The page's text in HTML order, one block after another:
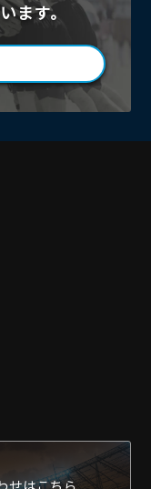
ます。
せはこちら